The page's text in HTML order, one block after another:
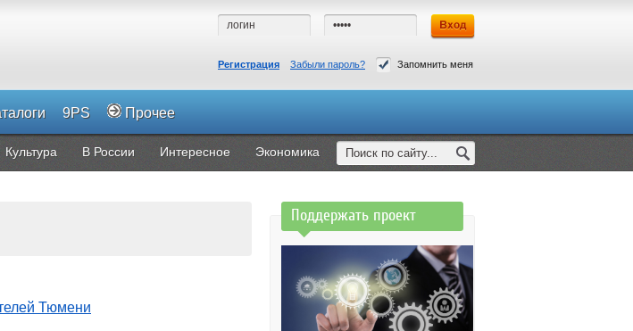
Регистрация Забыли пароль? Запомнить меня
9PS Прочее
Культура В России Интересное Экономика
Тюмени
Поддержать проект